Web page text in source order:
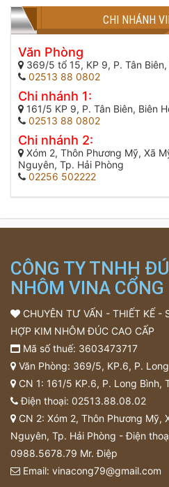
CHI NHÁNH
Văn Phòng
369/5 tổ 15, KP 9, P. Tân
02513 88 0802
Chi nhánh 1:
161/5 KP 9, P. Tân Biên, Biên
02513 88 0802
Chi nhánh 2:
Xóm 2, Thôn Phương Mỹ, Xã
Nguyên, Tp. Hải Phòng
02256 502222
CÔNG TY TNHH
NHÔM VINA CỔNG
CHUYÊN TƯ VẤN - THIẾT KẾ -
HỢP KIM NHÔM ĐÚC CAO CẤP
Mã số thuế: 3603473717
Văn Phòng: 369/5, KP.6, P.
CN 1: 161/5 KP.6, P. Long Bình,
Điện thoại: 02513.88.08.02
CN 2: Xóm 2, Thôn Phương Mỹ,
Nguyên, Tp. Hải Phòng - Điện
0988.5678.79 Mr. Điệp
Email: vinacong79@gmail.com